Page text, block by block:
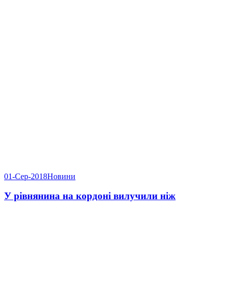
01-Сер-2018Новини
У рівнянина на кордоні вилучили ніж